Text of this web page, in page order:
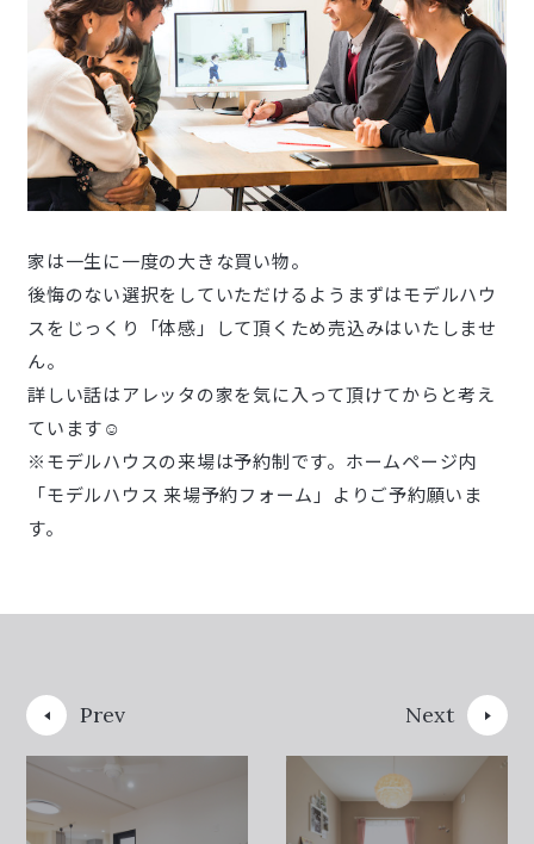
家は一生に一度の大きな買い物。
後悔のない選択をしていただけるようまずはモデルハウ
スをじっくり「体感」して頂くため売込みはいたしませ
ん。
詳しい話はアレッタの家を気に入って頂けてからと考え
ています☺
※モデルハウスの来場は予約制です。ホームページ内
「モデルハウス 来場予約フォーム」よりご予約願いま
す。
Prev Next